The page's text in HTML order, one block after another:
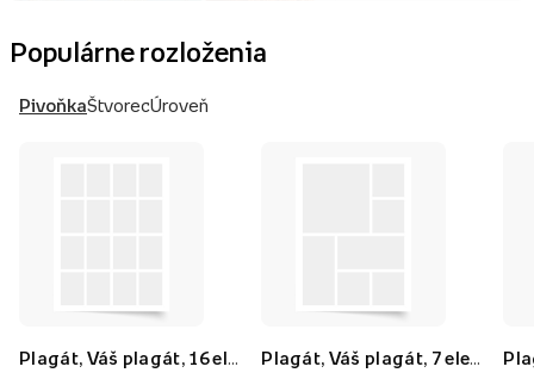
Populárne rozloženia
PivoňkaŠtvorecÚroveň